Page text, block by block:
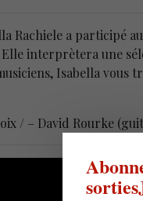
Rachiele a participé
interprètera une
Isabella vous
/ – David Rourke